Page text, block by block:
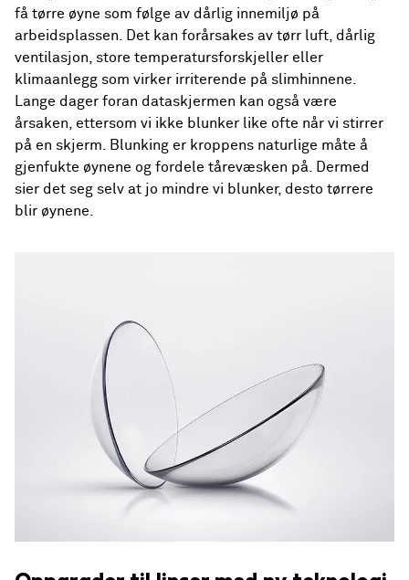
få tørre øyne som følge av dårlig innemiljø på
arbeidsplassen. Det kan forårsakes av tørr luft, dårlig
ventilasjon, store temperatursforskjeller eller
klimaanlegg som virker irriterende på slimhinnene.
Lange dager foran dataskjermen kan også være
årsaken, ettersom vi ikke blunker like ofte når vi stirrer
på en skjerm. Blunking er kroppens naturlige måte å
gjenfukte øynene og fordele tårevæsken på. Dermed
sier det seg selv at jo mindre vi blunker, desto tørrere
blir øynene.